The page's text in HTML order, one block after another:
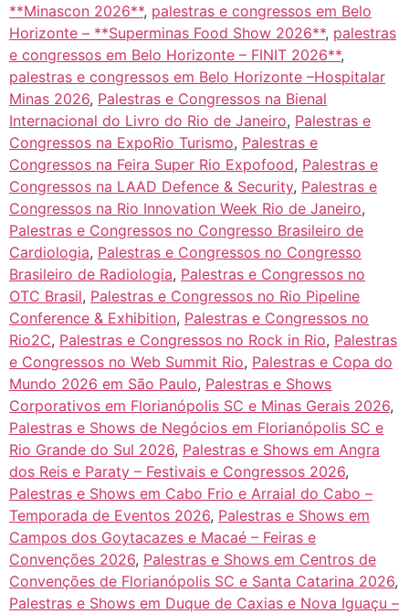
**Minascon 2026**, palestras e congressos em Belo
Horizonte – **Superminas Food Show 2026**, palestras
e congressos em Belo Horizonte – FINIT 2026**,
palestras e congressos em Belo Horizonte –Hospitalar
Minas 2026, Palestras e Congressos na Bienal
Internacional do Livro do Rio de Janeiro, Palestras e
Congressos na ExpoRio Turismo, Palestras e
Congressos na Feira Super Rio Expofood, Palestras e
Congressos na LAAD Defence & Security, Palestras e
Congressos na Rio Innovation Week Rio de Janeiro,
Palestras e Congressos no Congresso Brasileiro de
Cardiologia, Palestras e Congressos no Congresso
Brasileiro de Radiologia, Palestras e Congressos no
OTC Brasil, Palestras e Congressos no Rio Pipeline
Conference & Exhibition, Palestras e Congressos no
Rio2C, Palestras e Congressos no Rock in Rio, Palestras
e Congressos no Web Summit Rio, Palestras e Copa do
Mundo 2026 em São Paulo, Palestras e Shows
Corporativos em Florianópolis SC e Minas Gerais 2026,
Palestras e Shows de Negócios em Florianópolis SC e
Rio Grande do Sul 2026, Palestras e Shows em Angra
dos Reis e Paraty – Festivais e Congressos 2026,
Palestras e Shows em Cabo Frio e Arraial do Cabo –
Temporada de Eventos 2026, Palestras e Shows em
Campos dos Goytacazes e Macaé – Feiras e
Convenções 2026, Palestras e Shows em Centros de
Convenções de Florianópolis SC e Santa Catarina 2026,
Palestras e Shows em Duque de Caxias e Nova Iguaçu –